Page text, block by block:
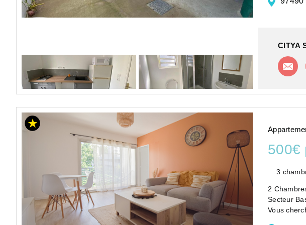
CITYA
500€
3
2
Secteur
Vous